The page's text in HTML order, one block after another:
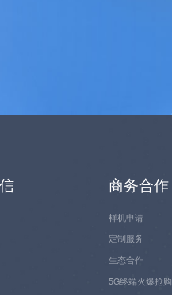
商务合作
样机申请
定制服务
生态合作
5G终端火爆抢购